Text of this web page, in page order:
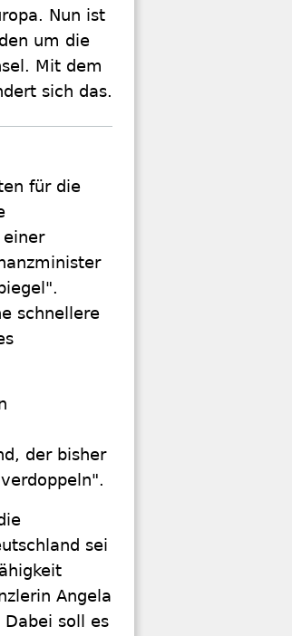
Nun ist
um die
Mit dem
sich das.
für die
einer
schnellere
der bisher
sei
Angela
soll es